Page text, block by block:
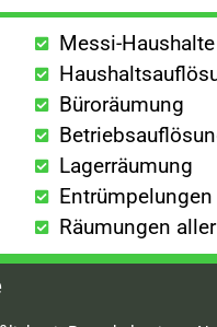
Messi-Haushalte
Büroräumung
Lagerräumung
Räumungen